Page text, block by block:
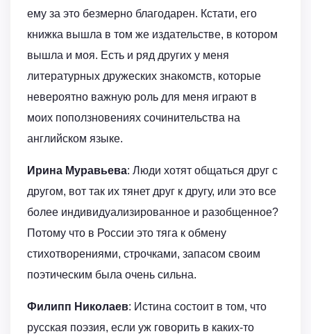
ему за это безмерно благодарен. Кстати, его
книжка вышла в том же издательстве, в котором
вышла и моя. Есть и ряд других у меня
литературных дружеских знакомств, которые
невероятно важную роль для меня играют в
моих поползновениях сочинительства на
английском языке.
Ирина Муравьева: Люди хотят общаться друг с
другом, вот так их тянет друг к другу, или это все
более индивидуализированное и разобщенное?
Потому что в России это тяга к обмену
стихотворениями, строчками, запасом своим
поэтическим была очень сильна.
Филипп Николаев: Истина состоит в том, что
русская поэзия, если уж говорить в каких-то